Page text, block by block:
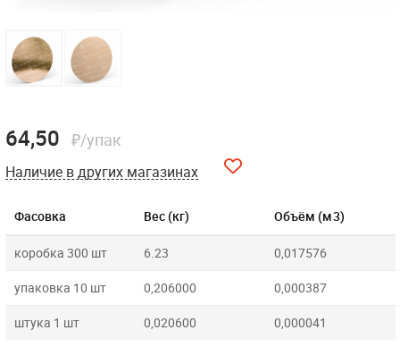
Фасовка Вес (кг) Объём (м3)
коробка 300 шт 6.23 0,017576
упаковка 10 шт 0,206000 0,000387
штука 1 шт 0,020600 0,000041
64,50 ₽/упак
Наличие в других магазинах